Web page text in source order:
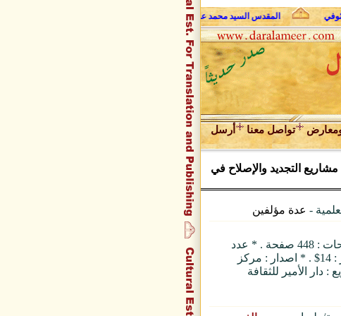
المقدس السيد محمد علي فضل الله وحديث الروح
ومعارض تواصل معنا
أرسل
التجديد والإصلاح في
- عدة مؤلفين
* الغلاف : عادي، 21×14 . * عدد الصفحات : 448 صفحة . * عدد
المجلدات : 1. * اللغة : عربي . * السعر : 14$ . * اصدار : مركز
: دار الأمير للثقافة